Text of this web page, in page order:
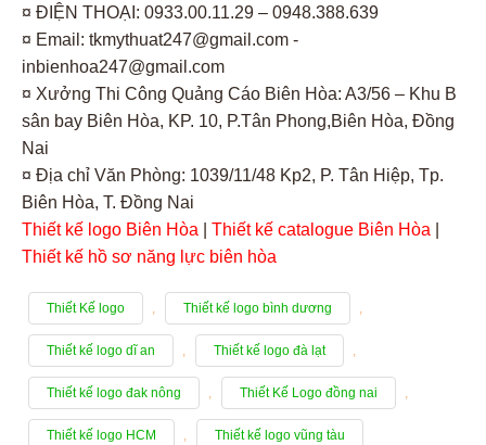
¤ ĐIỆN THOẠI: 0933.00.11.29 – 0948.388.639
¤ Email: tkmythuat247@gmail.com -
inbienhoa247@gmail.com
¤ Xưởng Thi Công Quảng Cáo Biên Hòa: A3/56 – Khu B
sân bay Biên Hòa, KP. 10, P.Tân Phong,Biên Hòa, Đồng
Nai
¤ Địa chỉ Văn Phòng: 1039/11/48 Kp2, P. Tân Hiệp, Tp.
Biên Hòa, T. Đồng Nai
Thiết kế logo Biên Hòa
Thiết kế catalogue Biên Hòa
Thiết kế hồ sơ năng lực biên hòa
Thiết Kế logo , Thiết kế logo bình dương ,
Thiết kế logo dĩ an , Thiết kế logo đà lạt ,
Thiết kế logo đak nông , Thiết Kế Logo đồng nai ,
Thiết kế logo HCM , Thiết kế logo vũng tàu